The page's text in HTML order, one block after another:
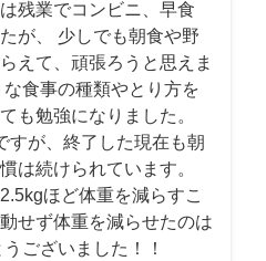
残業でコンビニ、早食
が、 少しでも朝食や野
えて、頑張ろうと思えま
食事の種類やとり方を
も勉強になりました。
すが、終了した現在も朝
は続けられています。
ほど体重を減らすこ
せず体重を減らせたのは
ございました！！